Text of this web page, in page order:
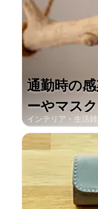
通勤時の
ーやマス
インテリア・生活